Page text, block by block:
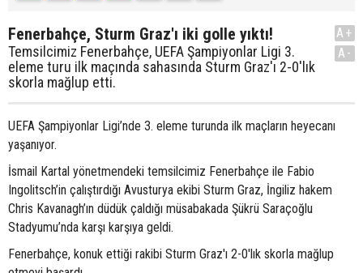
Fenerbahçe, Sturm Graz'ı iki golle yıktı!
Temsilcimiz Fenerbahçe, UEFA Şampiyonlar Ligi 3.
eleme turu ilk maçında sahasında Sturm Graz'ı 2-0'lık
skorla mağlup etti.
A+
A-
UEFA Şampiyonlar Ligi’nde 3. eleme turunda ilk maçların heyecanı
yaşanıyor.
İsmail Kartal yönetmendeki temsilcimiz Fenerbahçe ile Fabio
Ingolitsch’in çalıştırdığı Avusturya ekibi Sturm Graz, İngiliz hakem
Chris Kavanagh’ın düdük çaldığı müsabakada Şükrü Saraçoğlu
Stadyumu’nda karşı karşıya geldi.
Fenerbahçe, konuk ettiği rakibi Sturm Graz'ı 2-0'lık skorla mağlup